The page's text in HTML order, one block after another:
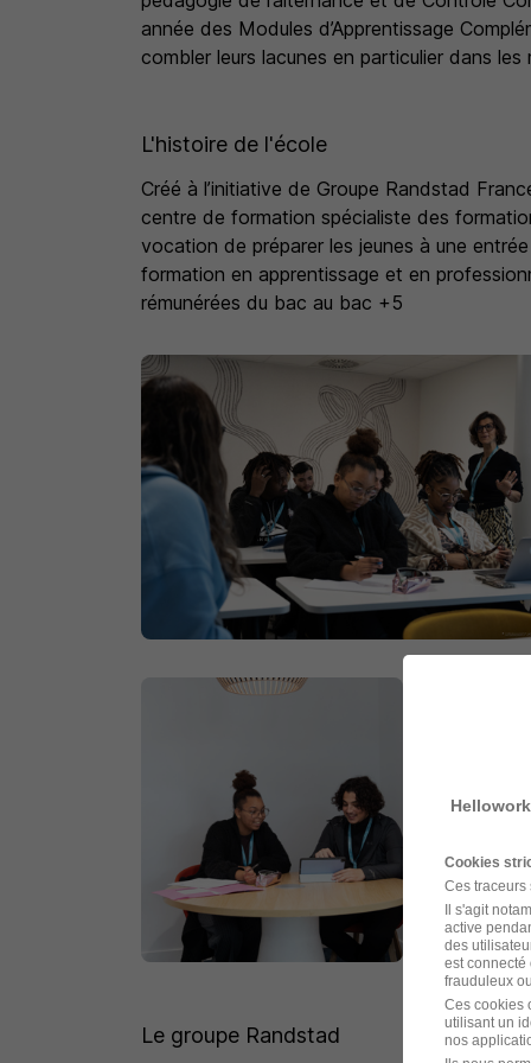
professionnel durable et personnalisé quel
n’est pas ce que nos apprenants ont fait
comportementaux en entreprise.
L’IMC, s’inscrit dans la volonté du Groupe
un cadre de formation privilégié. Notre
informatiques renouvelés, de salles de
transport en commun pour tous les jeunes
année des Modules d’Apprentissage
combler leurs lacunes en particulier dans les
L'histoire de l'école
Créé à l’initiative de Groupe Randstad
centre de formation spécialiste des
vocation de préparer les jeunes à une
formation en apprentissage et en
rémunérées du bac au bac +5
Le groupe Randstad
Cookies
Ces traceurs
Il s'agit
active
des
est connecté
frauduleux
Ces cookies
utilisant un
nos